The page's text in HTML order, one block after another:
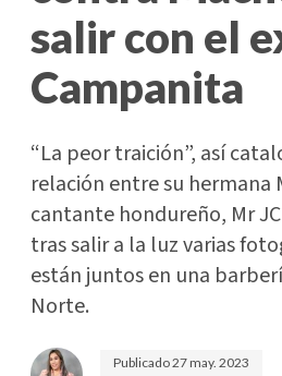
salir con el
Campanita
“La peor traición”, así
relación entre su hermana
cantante hondureño, Mr
tras salir a la luz varias
están juntos en una
Norte.
Publicado27 may. 2023